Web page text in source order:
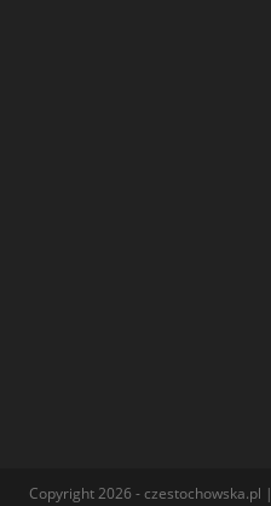
Copyright 2026 - czestochowska.pl |